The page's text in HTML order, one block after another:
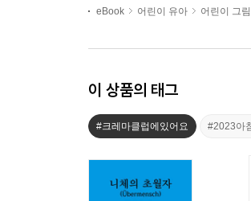
eBook 어린이 유아 어린이 그
이 상품의 태그
#크레마클럽에있어요 #2023아